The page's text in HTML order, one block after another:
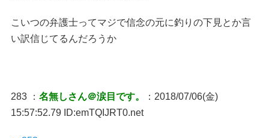
こいつの弁護士ってマジで信念の元に釣りの下見とか言
い訳信じてるんだろうか
283 ： 名無しさん＠涙目です。
：2018/07/06(金)
15:57:52.79 ID:emTQIJRT0.net